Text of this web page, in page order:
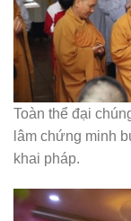
Toàn thể đại
lâm chứng minh
khai pháp.